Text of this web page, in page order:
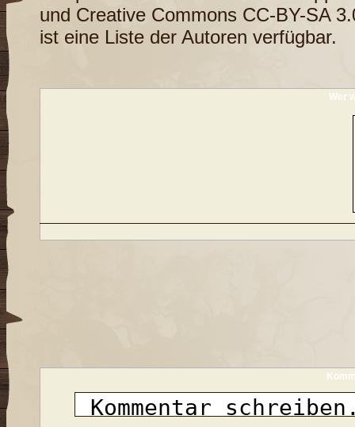
und Creative Commons CC-BY-SA
ist eine Liste der Autoren verfügbar.
Wer